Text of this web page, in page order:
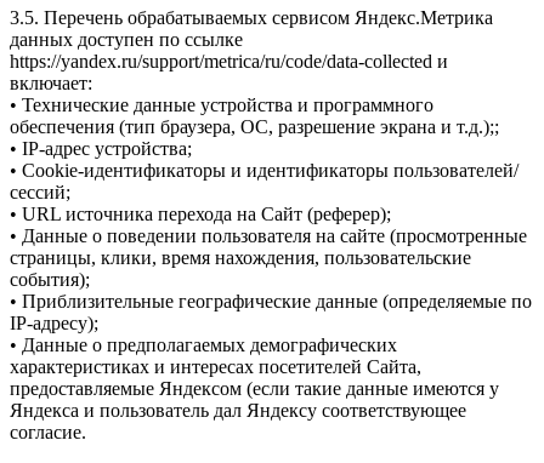
3.5. Перечень обрабатываемых сервисом Яндекс.Метрика
данных доступен по ссылке
https://yandex.ru/support/metrica/ru/code/data-collected и
включает:
• Технические данные устройства и программного
обеспечения (тип браузера, ОС, разрешение экрана и т.д.);;
• IP-адрес устройства;
• Cookie-идентификаторы и идентификаторы пользователей/
сессий;
• URL источника перехода на Сайт (реферер);
• Данные о поведении пользователя на сайте (просмотренные
страницы, клики, время нахождения, пользовательские
события);
• Приблизительные географические данные (определяемые по
IP-адресу);
• Данные о предполагаемых демографических
характеристиках и интересах посетителей Сайта,
предоставляемые Яндексом (если такие данные имеются у
Яндекса и пользователь дал Яндексу соответствующее
согласие.